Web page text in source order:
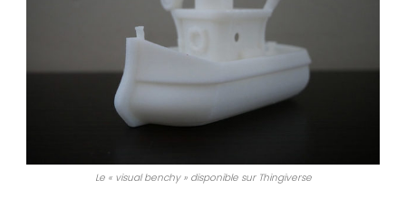
Le « visual benchy » disponible sur Thingiverse